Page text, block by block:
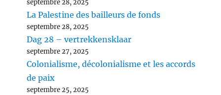
septembre 28, 2025
La Palestine des bailleurs de fonds
septembre 28, 2025
Dag 28 – vertrekkensklaar
septembre 27, 2025
Colonialisme, décolonialisme et les accords
de paix
septembre 25, 2025